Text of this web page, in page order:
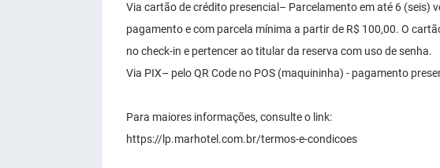
Via cartão de crédito presencial– Parcelamento em até 6 (seis)
pagamento e com parcela mínima a partir de R$ 100,00. O
no check-in e pertencer ao titular da reserva com uso de senha.
Via PIX– pelo QR Code no POS (maquininha) - pagamento
Para maiores informações, consulte o link:
https://lp.marhotel.com.br/termos-e-condicoes